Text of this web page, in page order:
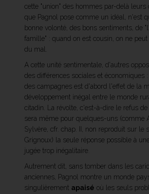
cette "union" des hommes par-delà leurs
que Pagnol pose comme un idéal, n'est
bonne volonté, des bons sentiments, de
famille" : quand on est cousin, on ne
du mal.
A cette unité sentimentale, d'autres
des différences sociales et économiques
des campagnes est d'abord l'effet de la
développement inégal entre le monde
citadin. La révolte, c'est-à-dire le refus de
sera même pour quelques-uns (comme
Sylvère, cfr. chap. II, non reproduit sur le
Grignoux) la seule réponse possible à
jugée trop inégalitaire.
Autrement dit, sans tomber dans les
anciennes, Pagnol montre un monde
singulièrement apaisé où les seuls